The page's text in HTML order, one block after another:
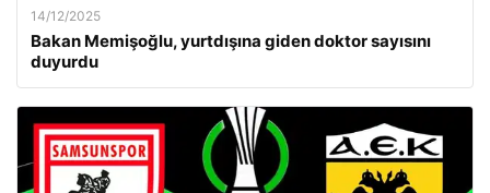
14/12/2025
Bakan Memişoğlu, yurtdışına giden doktor sayısını
duyurdu